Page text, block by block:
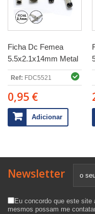
Ficha Dc Femea
5.5x2.1x14mm Metal
Ref: FDC5521
0,95 €
Adicionar
Newsletter
Eu concordo que este site
mesmos possam me